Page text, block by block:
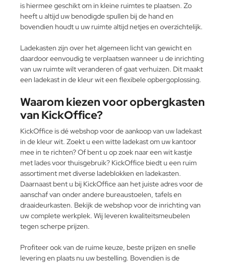
is hiermee geschikt om in kleine ruimtes te plaatsen. Zo
heeft u altijd uw benodigde spullen bij de hand en
bovendien houdt u uw ruimte altijd netjes en overzichtelijk.
Ladekasten zijn over het algemeen licht van gewicht en
daardoor eenvoudig te verplaatsen wanneer u de inrichting
van uw ruimte wilt veranderen of gaat verhuizen. Dit maakt
een ladekast in de kleur wit een flexibele opbergoplossing.
Waarom kiezen voor opbergkasten
van KickOffice?
KickOffice is dé webshop voor de aankoop van uw ladekast
in de kleur wit. Zoekt u een witte ladekast om uw kantoor
mee in te richten? Of bent u op zoek naar een wit kastje
met lades voor thuisgebruik? KickOffice biedt u een ruim
assortiment met diverse ladeblokken en ladekasten.
Daarnaast bent u bij KickOffice aan het juiste adres voor de
aanschaf van onder andere bureaustoelen, tafels en
draaideurkasten. Bekijk de webshop voor de inrichting van
uw complete werkplek. Wij leveren kwaliteitsmeubelen
tegen scherpe prijzen.
Profiteer ook van de ruime keuze, beste prijzen en snelle
levering en plaats nu uw bestelling. Bovendien is de